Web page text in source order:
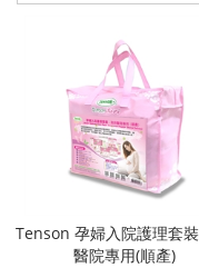
Tenson 孕婦入院護理套
醫院專用(順產)